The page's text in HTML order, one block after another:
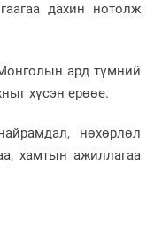
дахин нотолж
ард түмний
хүсэн ерөөе.
нөхөрлөл
хамтын ажиллагаа